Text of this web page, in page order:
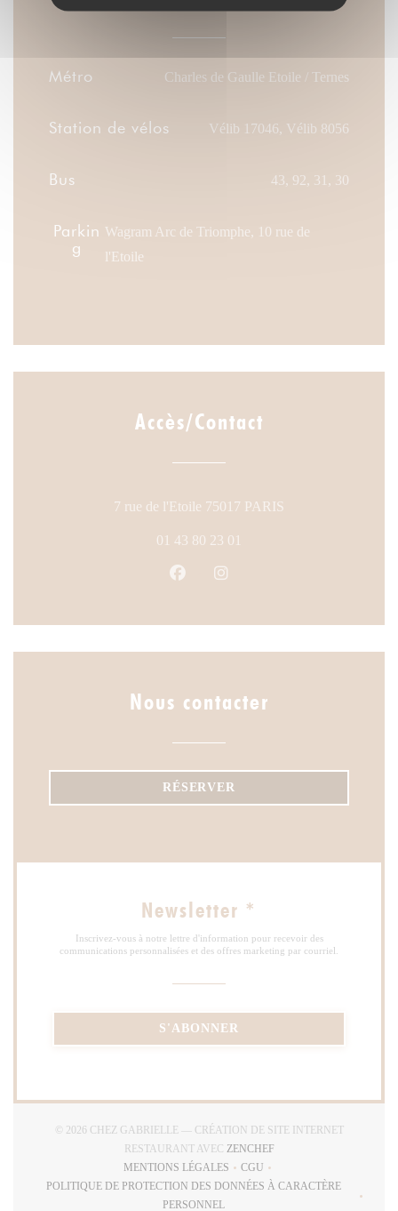
Métro Charles de Gaulle Etoile / Ternes
Station de vélos Vélib 17046, Vélib 8056
Bus 43, 92, 31, 30
Parkin
g
Wagram Arc de Triomphe, 10 rue de
l'Etoile
Accès/Contact
7 rue de l'Etoile 75017 PARIS
01 43 80 23 01
Facebook ((ouvre une nouvelle
Nous contacter
RÉSERVER
Newsletter *
Inscrivez-vous à notre lettre d'information pour recevoir des
communications personnalisées et des offres marketing par courriel.
S'ABONNER
© 2026 CHEZ GABRIELLE — CRÉATION DE SITE INTERNET
RESTAURANT AVEC ZENCHEF((OUVRE UNE
MENTIONS LÉGALES
CGU
POLITIQUE DE PROTECTION DES DONNÉES À CARACTÈRE
PERSONNEL((OUVRE UNE NOUVELLE FENÊTRE))